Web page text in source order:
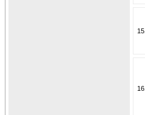
15.
16.